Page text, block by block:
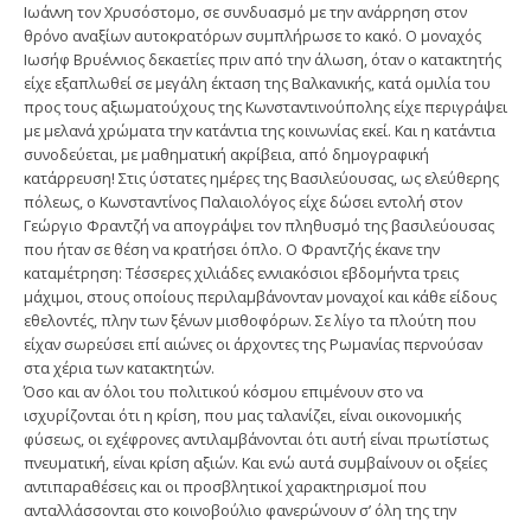
Ιωάννη τον Χρυσόστομο, σε συνδυασμό με την ανάρρηση στον
θρόνο αναξίων αυτοκρατόρων συμπλήρωσε το κακό. Ο μοναχός
Ιωσήφ Βρυέννιος δεκαετίες πριν από την άλωση, όταν ο κατακτητής
είχε εξαπλωθεί σε μεγάλη έκταση της Βαλκανικής, κατά ομιλία του
προς τους αξιωματούχους της Κωνσταντινούπολης είχε περιγράψει
με μελανά χρώματα την κατάντια της κοινωνίας εκεί. Και η κατάντια
συνοδεύεται, με μαθηματική ακρίβεια, από δημογραφική
κατάρρευση! Στις ύστατες ημέρες της Βασιλεύουσας, ως ελεύθερης
πόλεως, ο Κωνσταντίνος Παλαιολόγος είχε δώσει εντολή στον
Γεώργιο Φραντζή να απογράψει τον πληθυσμό της βασιλεύουσας
που ήταν σε θέση να κρατήσει όπλο. Ο Φραντζής έκανε την
καταμέτρηση: Τέσσερες χιλιάδες εννιακόσιοι εβδομήντα τρεις
μάχιμοι, στους οποίους περιλαμβάνονταν μοναχοί και κάθε είδους
εθελοντές, πλην των ξένων μισθοφόρων. Σε λίγο τα πλούτη που
είχαν σωρεύσει επί αιώνες οι άρχοντες της Ρωμανίας περνούσαν
στα χέρια των κατακτητών.
Όσο και αν όλοι του πολιτικού κόσμου επιμένουν στο να
ισχυρίζονται ότι η κρίση, που μας ταλανίζει, είναι οικονομικής
φύσεως, οι εχέφρονες αντιλαμβάνονται ότι αυτή είναι πρωτίστως
πνευματική, είναι κρίση αξιών. Και ενώ αυτά συμβαίνουν οι οξείες
αντιπαραθέσεις και οι προσβλητικοί χαρακτηρισμοί που
ανταλλάσσονται στο κοινοβούλιο φανερώνουν σ’ όλη της την